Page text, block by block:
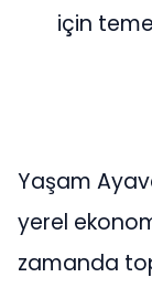
için
Yaşam
yerel
zamanda